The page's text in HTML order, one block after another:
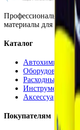
Профессиональная
материалы для
Каталог
Автохимия
Оборудование
Расходные
Инструменты
Аксессуары
Покупателям